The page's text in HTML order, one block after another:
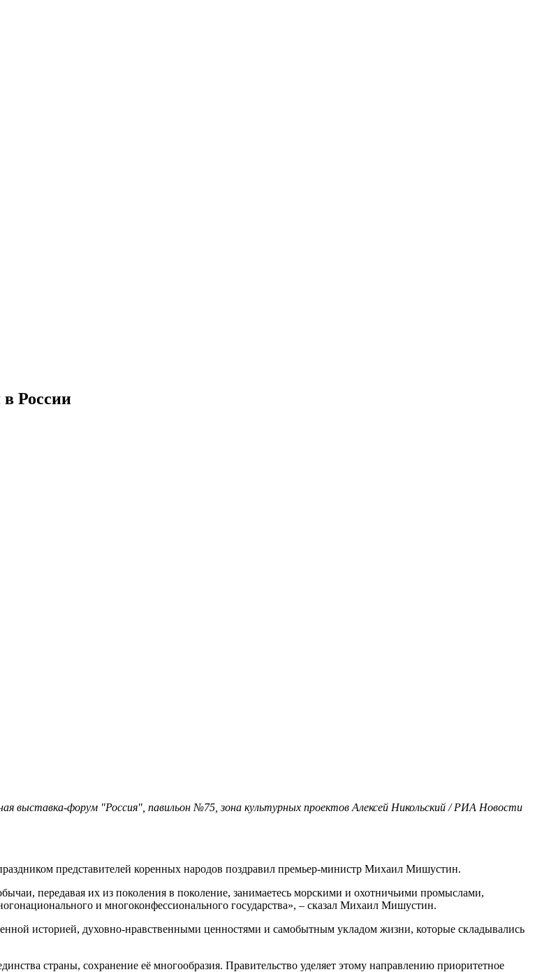
России
выставка-форум "Россия", павильон №75, зона культурных проектов Алексей Никольский / РИА Новости
представителей коренных народов поздравил премьер-министр Михаил Мишустин.
передавая их из поколения в поколение, занимаетесь морскими и охотничьими промыслами,
и многоконфессионального государства», – сказал Михаил Мишустин.
историей, духовно-нравственными ценностями и самобытным укладом жизни, которые складывались
страны, сохранение её многообразия. Правительство уделяет этому направлению приоритетное